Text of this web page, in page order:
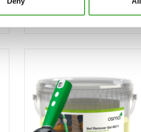
HOUTVERF DEKKEND